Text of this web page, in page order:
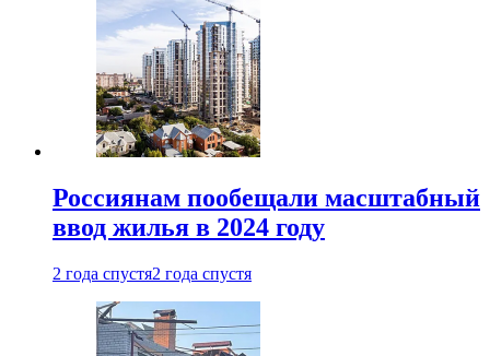
Россиянам пообещали масштабный
ввод жилья в 2024 году
2 года спустя2 года спустя